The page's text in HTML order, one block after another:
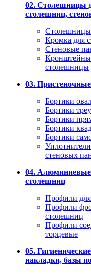
02. Столешницы
столешниц,
Столешницы
Кромка для
Стеновые
Кронштейны
столешницы
03.
Бортики
Бортики
Бортики
Бортики
Бортики
стеновых
04.
столешниц
Профили для
Профили
столешниц
Профили
торцевые
05.
накладки, базы